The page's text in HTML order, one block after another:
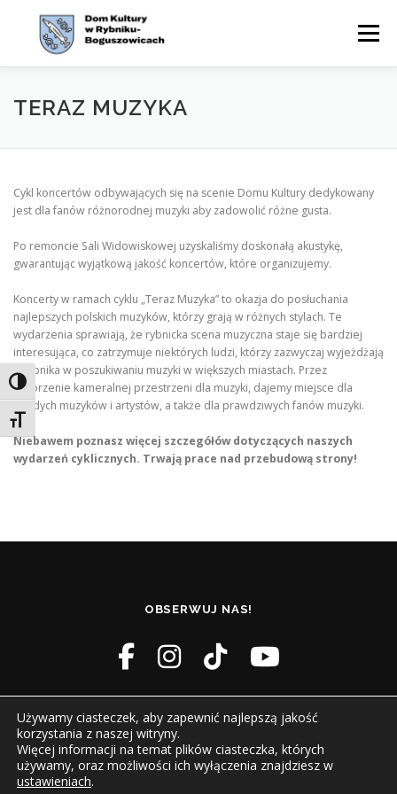
Toggle High Contrast
Toggle Font size
Menu
WYDARZENIA AKTUALNOŚCI
TERAZ MUZYKA
Cykl koncertów odbywających się na scenie Domu Kultury dedykowany
jest dla fanów różnorodnej muzyki aby zadowolić różne gusta.
Po remoncie Sali Widowiskowej uzyskaliśmy doskonałą akustykę,
gwarantując wyjątkową jakość koncertów, które organizujemy.
Koncerty w ramach cyklu „Teraz Muzyka” to okazja do posłuchania
najlepszych polskich muzyków, którzy grają w różnych stylach. Te
wydarzenia sprawiają, że rybnicka scena muzyczna staje się bardziej
interesująca, co zatrzymuje niektórych ludzi, którzy zazwyczaj wyjeżdżają
z Rybnika w poszukiwaniu muzyki w większych miastach. Przez
stworzenie kameralnej przestrzeni dla muzyki, dajemy miejsce dla
młodych muzyków i artystów, a także dla prawdziwych fanów muzyki.
Niebawem poznasz więcej szczegółów dotyczących naszych
wydarzeń cyklicznych. Trwają prace nad przebudową strony!
OBSERWUJ NAS!
Prawa autorskie © 2026 Dom Kultury Boguszowice
Używamy ciasteczek, aby zapewnić najlepszą jakość
korzystania z naszej witryny.
Więcej informacji na temat plików ciasteczka, których
używamy, oraz możliwości ich wyłączenia znajdziesz w
ustawieniach.